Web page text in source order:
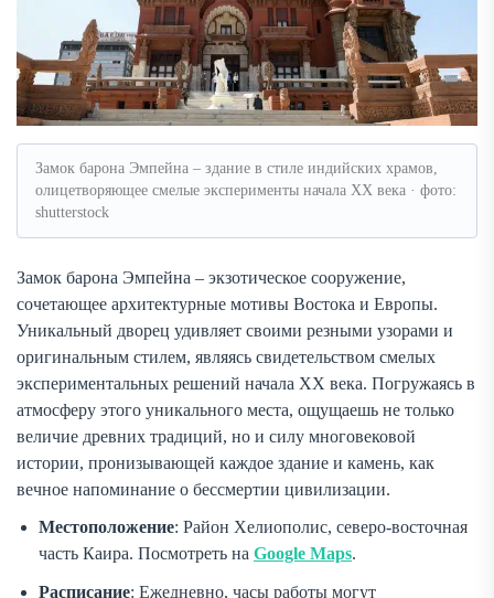
Замок барона Эмпейна – здание в стиле индийских храмов,
олицетворяющее смелые эксперименты начала XX века · фото:
shutterstock
Замок барона Эмпейна – экзотическое сооружение,
сочетающее архитектурные мотивы Востока и Европы.
Уникальный дворец удивляет своими резными узорами и
оригинальным стилем, являясь свидетельством смелых
экспериментальных решений начала XX века. Погружаясь в
атмосферу этого уникального места, ощущаешь не только
величие древних традиций, но и силу многовековой
истории, пронизывающей каждое здание и камень, как
вечное напоминание о бессмертии цивилизации.
Местоположение: Район Хелиополис, северо-восточная
часть Каира. Посмотреть на Google Maps.
Расписание: Ежедневно, часы работы могут